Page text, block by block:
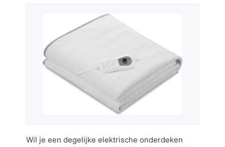
Wil je een degelijke elektrische onderdeken